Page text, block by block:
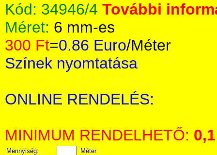
Kód: 34946/4 További
Méret: 6 mm-es
300 Ft=0.86 Euro/Méter
Színek nyomtatása
ONLINE RENDELÉS:
MINIMUM RENDELHETŐ: 0,1
Mennyiség:
Méter